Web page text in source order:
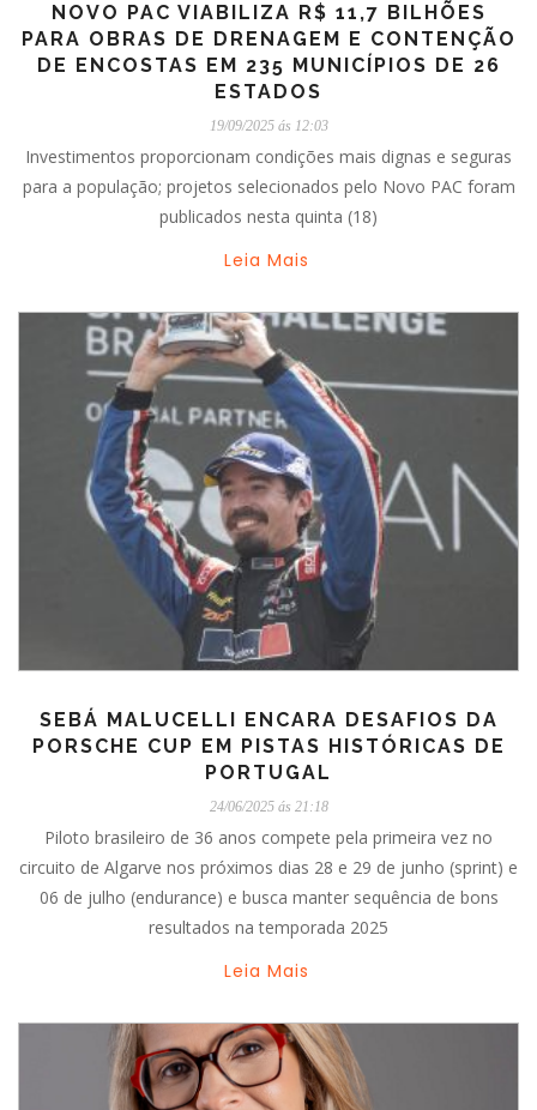
NOVO PAC VIABILIZA R$ 11,7 BILHÕES
PARA OBRAS DE DRENAGEM E CONTENÇÃO
DE ENCOSTAS EM 235 MUNICÍPIOS DE 26
ESTADOS
19/09/2025 ás 12:03
Investimentos proporcionam condições mais dignas e seguras
para a população; projetos selecionados pelo Novo PAC foram
publicados nesta quinta (18)
Leia Mais
SEBÁ MALUCELLI ENCARA DESAFIOS DA
PORSCHE CUP EM PISTAS HISTÓRICAS DE
PORTUGAL
24/06/2025 ás 21:18
Piloto brasileiro de 36 anos compete pela primeira vez no
circuito de Algarve nos próximos dias 28 e 29 de junho (sprint) e
06 de julho (endurance) e busca manter sequência de bons
resultados na temporada 2025
Leia Mais